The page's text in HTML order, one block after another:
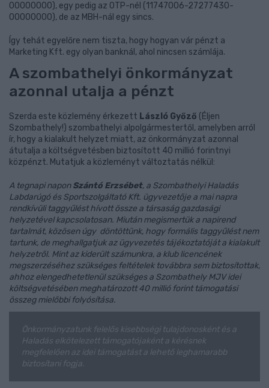
00000000), egy pedig az OTP-nél (11747006-27277430-
00000000), de az MBH-nál egy sincs.
Így tehát egyelőre nem tiszta, hogy hogyan vár pénzt a
Marketing Kft. egy olyan banknál, ahol nincsen számlája.
A szombathelyi önkormányzat
azonnal utalja a pénzt
Szerda este közlemény érkezett László Győző (Éljen
Szombathely!) szombathelyi alpolgármestertől, amelyben arról
ír, hogy a kialakult helyzet miatt, az önkormányzat azonnal
átutalja a költségvetésben biztosított 40 millió forintnyi
közpénzt. Mutatjuk a közleményt változtatás nélkül:
A tegnapi naponSzántó Erzsébet, a Szombathelyi Haladás
Labdarúgó és Sportszolgáltató Kft. ügyvezetője a mai napra
rendkívüli taggyűlést hívott össze a társaság gazdasági
helyzetével kapcsolatosan. Miután megismertük a napirend
tartalmát, közösen úgy döntöttünk, hogy formális taggyűlést nem
tartunk, de meghallgatjuk az ügyvezetés tájékoztatóját a kialakult
helyzetről. Mint az kiderült számunkra, a klub licencének
megszerzéséhez szükséges feltételek továbbra sem biztosítottak,
ahhoz elengedhetetlenül szükséges a Szombathely MJV idei
költségvetésében meghatározott 40 millió forint támogatási
összeg mielőbbi folyósítása.
Önkormányzatunk felelős kisebbségi tulajdonosként és a
Haladás elkötelezett támogatójaként a kérésnek
megfelelően az idei támogatást a lehető leghamarabb
biztosítani fogja.